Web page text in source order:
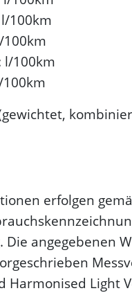
100km
l/100km
erfolgen
Die angegebenen
Harmonised Light